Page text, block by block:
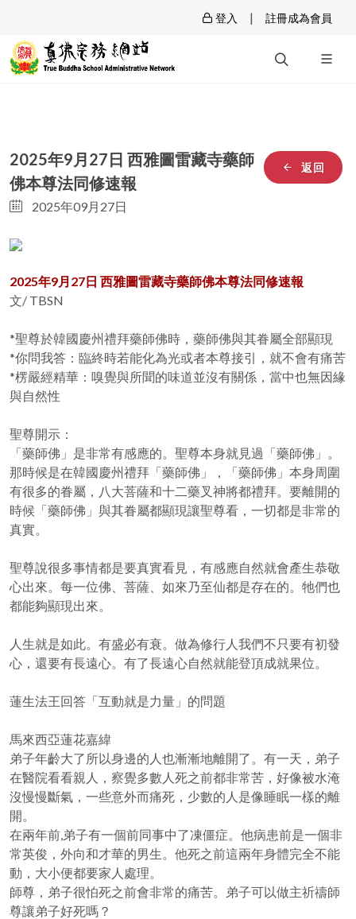
登入 | 註冊成為會員
返回
2025年9月27日 西雅圖雷藏寺藥師
佛本尊法同修速報
2025年09月27日
2025年9月27日 西雅圖雷藏寺藥師佛本尊法同修速報
文/ TBSN
*聖尊於韓國慶州禮拜藥師佛時，藥師佛與其眷屬全部顯現
*你問我答：臨終時若能化為光或者本尊接引，就不會有痛苦
*楞嚴經精華：嗅覺與所聞的味道並沒有關係，當中也無因緣
與自然性
聖尊開示：
「藥師佛」是非常有感應的。聖尊本身就見過「藥師佛」。
那時候是在韓國慶州禮拜「藥師佛」，「藥師佛」本身周圍
有很多的眷屬，八大菩薩和十二藥叉神將都禮拜。要離開的
時候「藥師佛」與其眷屬都顯現讓聖尊看，一切都是非常的
真實。
聖尊說很多事情都是要真實看見，有感應自然就會產生恭敬
心出來。每一位佛、菩薩、如來乃至仙都是存在的。牠們也
都能夠顯現出來。
人生就是如此。有盛必有衰。做為修行人我們不只要有初發
心，還要有長遠心。有了長遠心自然就能登頂成就果位。
蓮生法王回答「互動就是力量」的問題
馬來西亞蓮花嘉緯
弟子年齡大了所以身邊的人也漸漸地離開了。有一天，弟子
在醫院看看親人，察覺多數人死之前都非常苦，好像被水淹
沒慢慢斷氣，一些意外而痛死，少數的人是像睡眠一樣的離
開。
在兩年前,弟子有一個前同事中了凍僵症。他病患前是一個非
常英俊，外向和才華的男生。他死之前這兩年身體完全不能
動，大小便都要家人處理。
師尊，弟子很怕死之前會非常的痛苦。弟子可以做主祈禱師
尊讓弟子好死嗎？